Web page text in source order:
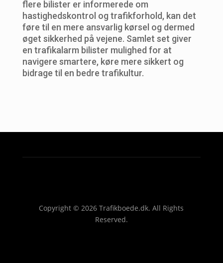
flere bilister er informerede om
hastighedskontrol og trafikforhold, kan det
føre til en mere ansvarlig kørsel og dermed
øget sikkerhed på vejene. Samlet set giver
en trafikalarm bilister mulighed for at
navigere smartere, køre mere sikkert og
bidrage til en bedre trafikultur.
Copyright © 2026 Trafikboede.dk. All Rights
Reserved.